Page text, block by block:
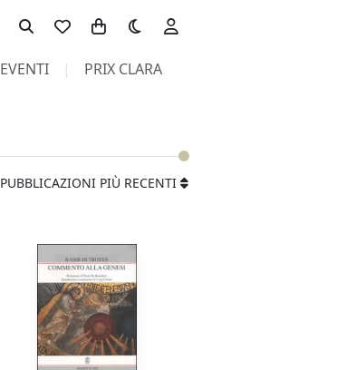
Toggle theme
EVENTI PRIX CLARA
PUBBLICAZIONI PIÙ RECENTI